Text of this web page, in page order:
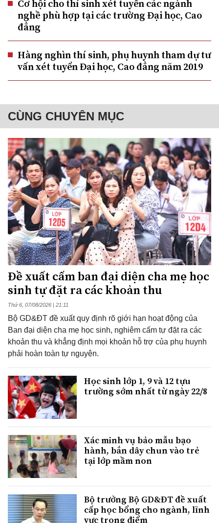
Cơ hội cho thí sinh xét tuyển các ngành
nghề phù hợp tại các trường Đại học, Cao
đẳng
Hàng nghìn thí sinh, phụ huynh tham dự tư
vấn xét tuyển Đại học, Cao đẳng năm 2019
CÙNG CHUYÊN MỤC
Đề xuất cấm ban đại diện cha mẹ học
sinh tự đặt ra các khoản thu
Thứ 6, 07/08/2026 | 21:11
Bộ GD&ĐT đề xuất quy định rõ giới hạn hoạt động của
Ban đại diện cha mẹ học sinh, nghiêm cấm tự đặt ra các
khoản thu và khẳng định mọi khoản hỗ trợ của phụ huynh
phải hoàn toàn tự nguyện.
Học sinh lớp 1, 9 và 12 tựu
trường sớm nhất từ ngày 22/8
Xác minh vụ bảo mẫu bạo
hành, bắn dây chun vào trẻ
tại lớp mầm non
Bộ trưởng Bộ GD&ĐT đề xuất
cấp học bổng cho ngành, lĩnh
vực trọng điểm